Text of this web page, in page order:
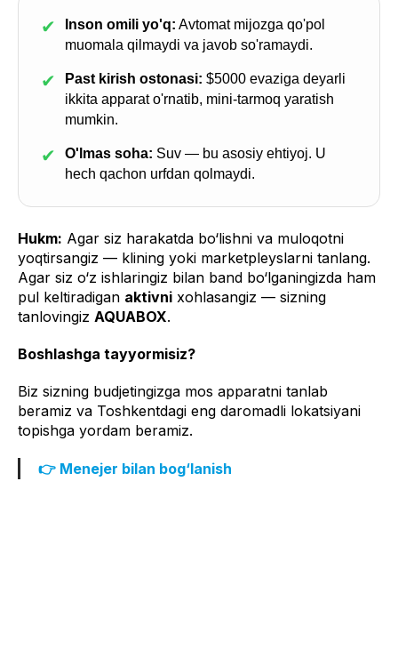
✔ Inson omili yo'q: Avtomat mijozga qo'pol
muomala qilmaydi va javob so'ramaydi.
✔ Past kirish ostonasi: $5000 evaziga deyarli
ikkita apparat o'rnatib, mini-tarmoq yaratish
mumkin.
✔ O'lmas soha: Suv — bu asosiy ehtiyoj. U
hech qachon urfdan qolmaydi.
Hukm: Agar siz harakatda bo‘lishni va muloqotni
yoqtirsangiz — klining yoki marketpleyslarni tanlang.
Agar siz o‘z ishlaringiz bilan band bo‘lganingizda ham
pul keltiradigan aktivni xohlasangiz — sizning
tanlovingiz AQUABOX.
Boshlashga tayyormisiz?
Biz sizning budjetingizga mos apparatni tanlab
beramiz va Toshkentdagi eng daromadli lokatsiyani
topishga yordam beramiz.
👉 Menejer bilan bog‘lanish